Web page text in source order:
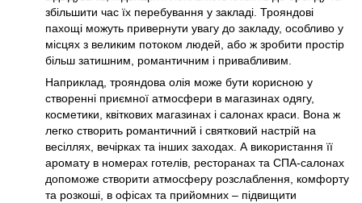
збільшити час їх перебування у закладі. Трояндові
пахощі можуть привернути увагу до закладу, особливо у
місцях з великим потоком людей, або ж зробити простір
більш затишним, романтичним і привабливим.
Наприклад, трояндова олія може бути корисною у
створенні приємної атмосфери в магазинах одягу,
косметики, квіткових магазинах і салонах краси. Вона ж
легко створить романтичний і святковий настрій на
весіллях, вечірках та інших заходах. А використання її
аромату в номерах готелів, ресторанах та СПА-салонах
допоможе створити атмосферу розслаблення, комфорту
та розкоші, в офісах та прийомних – підвищити